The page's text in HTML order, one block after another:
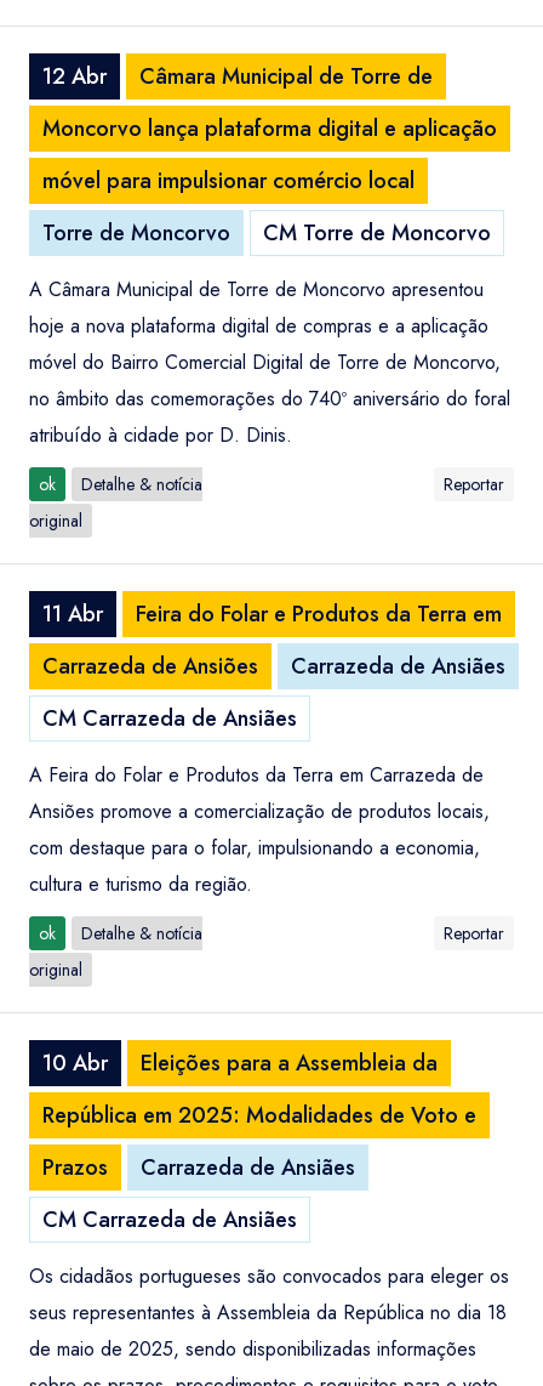
12 Abr
Câmara Municipal de Torre de
Moncorvo lança plataforma digital e aplicação
móvel para impulsionar comércio local
Torre de Moncorvo
CM Torre de Moncorvo
A Câmara Municipal de Torre de Moncorvo apresentou
hoje a nova plataforma digital de compras e a aplicação
móvel do Bairro Comercial Digital de Torre de Moncorvo,
no âmbito das comemorações do 740º aniversário do foral
atribuído à cidade por D. Dinis.
ok
Detalhe & notícia
original
Reportar
11 Abr
Feira do Folar e Produtos da Terra em
Carrazeda de Ansiões
Carrazeda de Ansiães
CM Carrazeda de Ansiães
A Feira do Folar e Produtos da Terra em Carrazeda de
Ansiões promove a comercialização de produtos locais,
com destaque para o folar, impulsionando a economia,
cultura e turismo da região.
ok
Detalhe & notícia
original
Reportar
10 Abr
Eleições para a Assembleia da
República em 2025: Modalidades de Voto e
Prazos
Carrazeda de Ansiães
CM Carrazeda de Ansiães
Os cidadãos portugueses são convocados para eleger os
seus representantes à Assembleia da República no dia 18
de maio de 2025, sendo disponibilizadas informações